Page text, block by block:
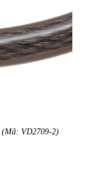
(Mã: VD2709-2)